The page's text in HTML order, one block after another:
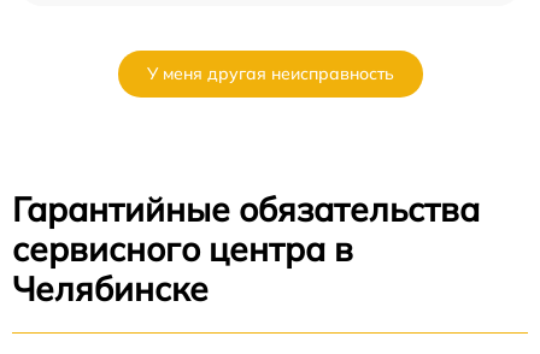
У меня другая неисправность
Гарантийные обязательства
сервисного центра в
Челябинске